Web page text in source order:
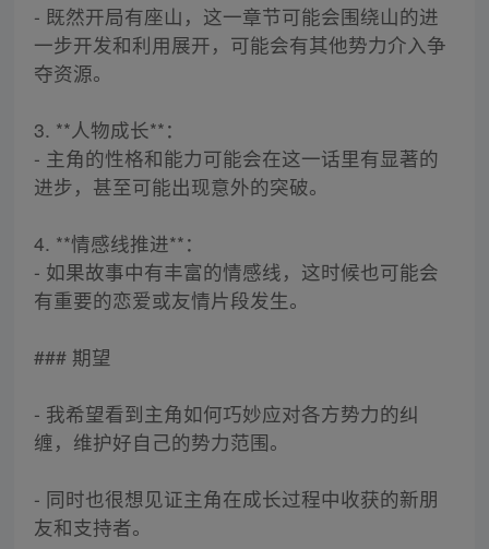
- 既然开局有座山，这一章节可能会围绕山的进
一步开发和利用展开，可能会有其他势力介入争
夺资源。
3. **人物成长**：
- 主角的性格和能力可能会在这一话里有显著的
进步，甚至可能出现意外的突破。
4. **情感线推进**：
- 如果故事中有丰富的情感线，这时候也可能会
有重要的恋爱或友情片段发生。
### 期望
- 我希望看到主角如何巧妙应对各方势力的纠
缠，维护好自己的势力范围。
- 同时也很想见证主角在成长过程中收获的新朋
友和支持者。